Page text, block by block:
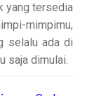
yang tersedia
mimpimu,
selalu ada di
saja dimulai.